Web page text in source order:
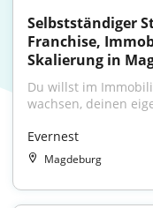
Selbstständiger
Franchise,
Skalierung in
Du willst im
wachsen, deinen
Evernest
Magdeburg